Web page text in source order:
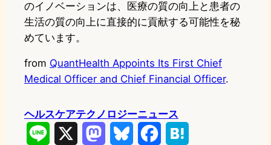
のイノベーションは、医療の質の向上と患者の
生活の質の向上に直接的に貢献する可能性を秘
めています。
from QuantHealth Appoints Its First Chief
Medical Officer and Chief Financial Officer.
ヘルスケアテクノロジーニュース